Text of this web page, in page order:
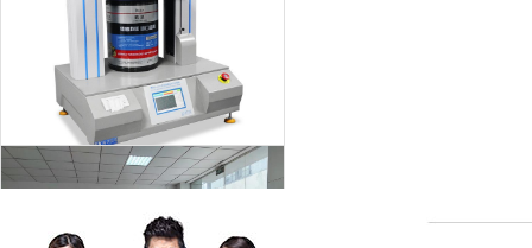
纸箱抗压试验有哪些标准